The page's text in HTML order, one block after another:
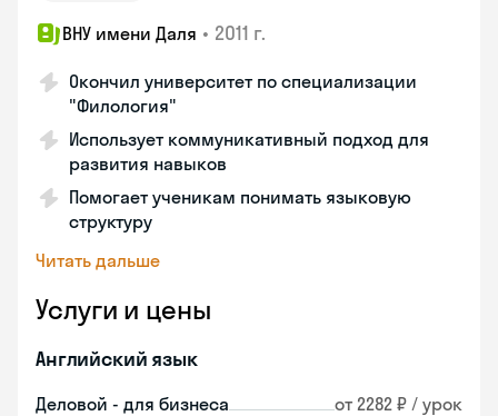
ВНУ имени Даля • 2011 г.
Окончил университет по специализации
"Филология"
Использует коммуникативный подход для
развития навыков
Помогает ученикам понимать языковую
структуру
Читать дальше
Услуги и цены
Английский язык
Деловой - для бизнеса от 2282 ₽ / урок